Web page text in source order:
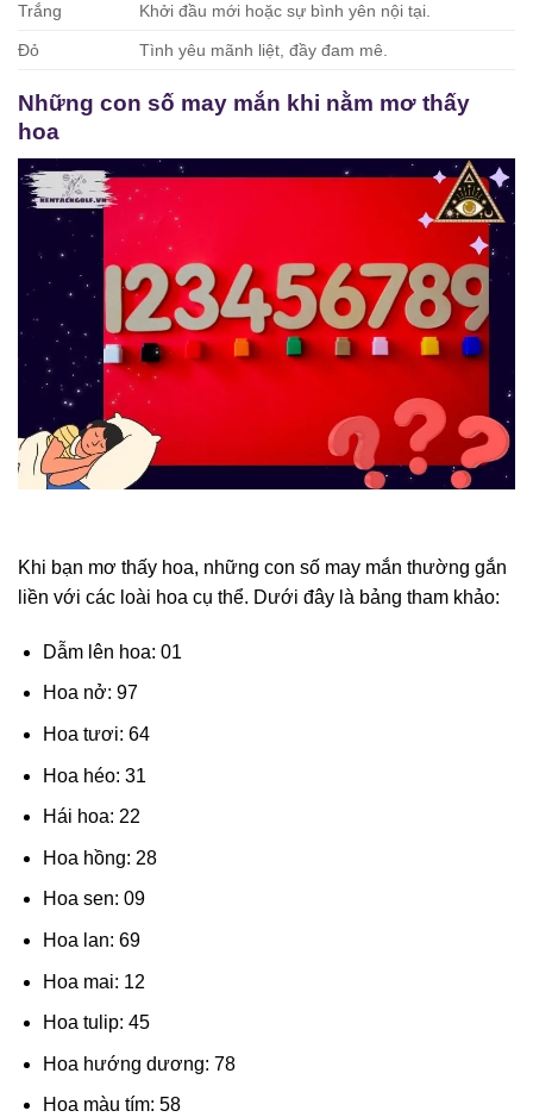
Trắng Khởi đầu mới hoặc sự bình yên nội tại.
Đỏ Tình yêu mãnh liệt, đầy đam mê.
Những con số may mắn khi nằm mơ thấy
hoa
Khi bạn mơ thấy hoa, những con số may mắn thường gắn
liền với các loài hoa cụ thể. Dưới đây là bảng tham khảo:
Dẫm lên hoa: 01
Hoa nở: 97
Hoa tươi: 64
Hoa héo: 31
Hái hoa: 22
Hoa hồng: 28
Hoa sen: 09
Hoa lan: 69
Hoa mai: 12
Hoa tulip: 45
Hoa hướng dương: 78
Hoa màu tím: 58